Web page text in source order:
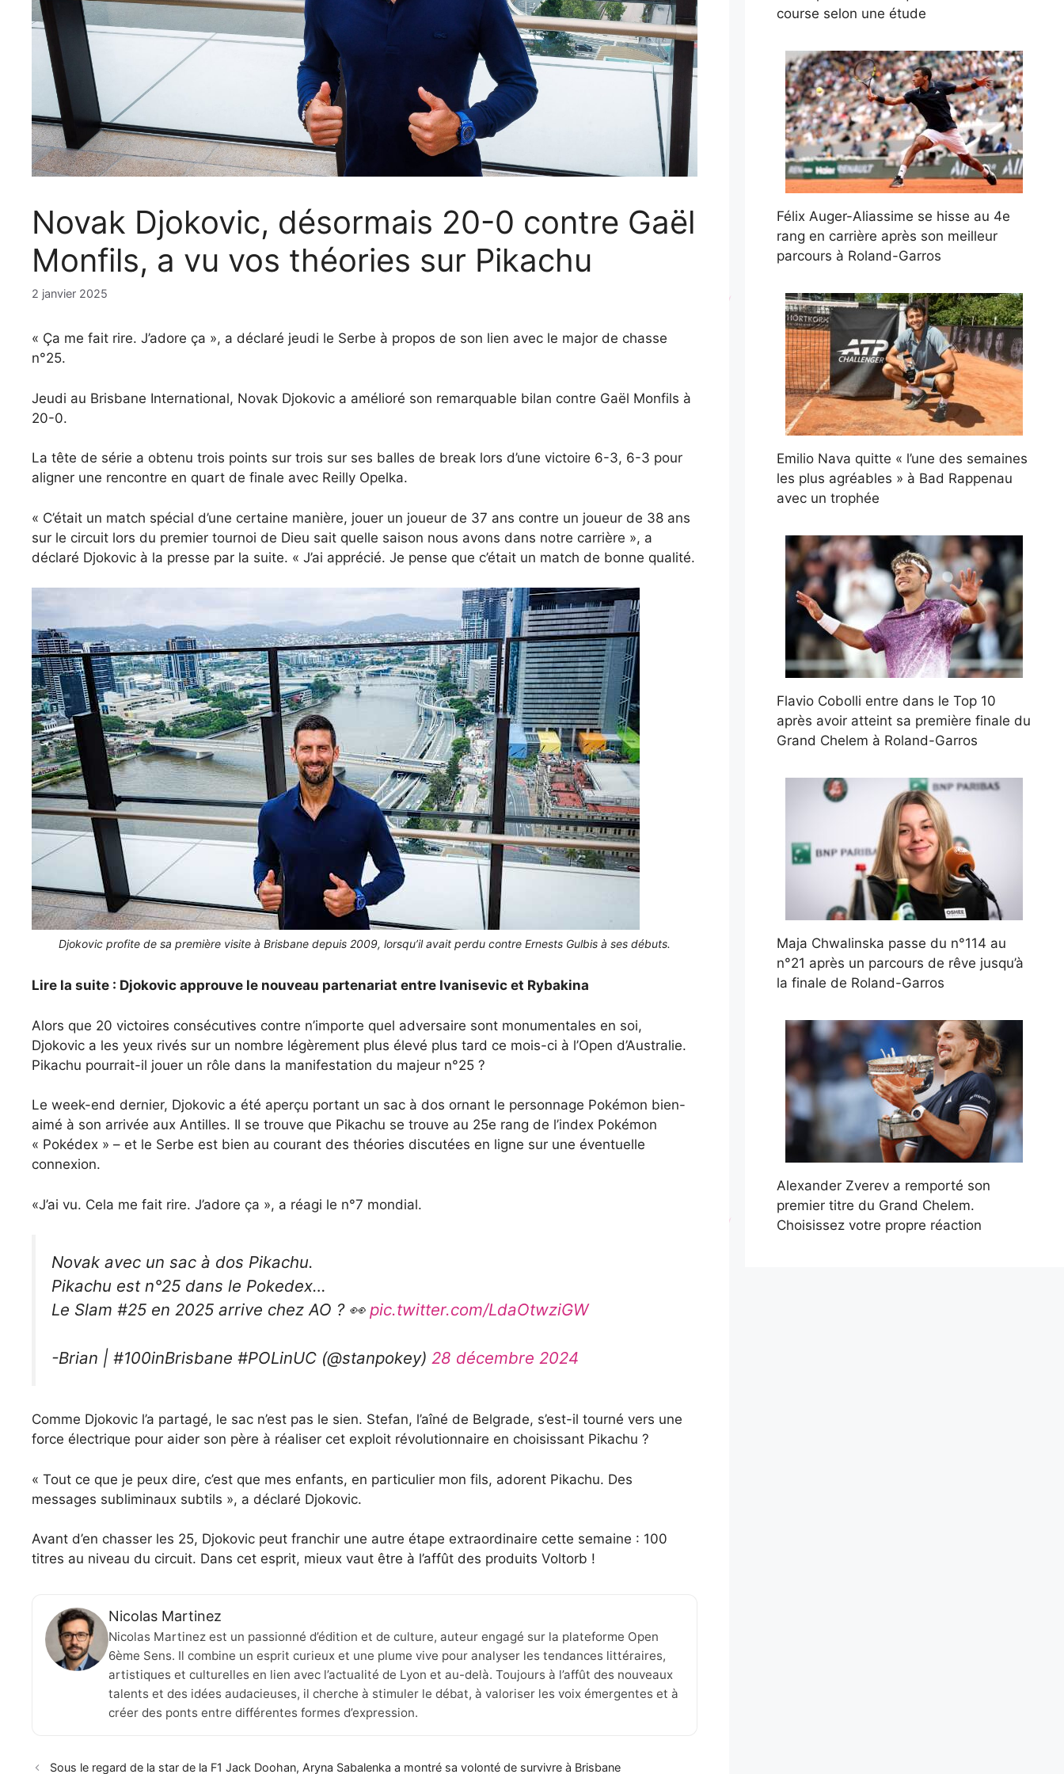
Novak Djokovic, désormais 20-0 contre Gaël
Monfils, a vu vos théories sur Pikachu
2 janvier 2025
« Ça me fait rire. J’adore ça », a déclaré jeudi le Serbe à propos de son lien avec le major de chasse
n°25.
Jeudi au Brisbane International, Novak Djokovic a amélioré son remarquable bilan contre Gaël Monfils à
20-0.
La tête de série a obtenu trois points sur trois sur ses balles de break lors d’une victoire 6-3, 6-3 pour
aligner une rencontre en quart de finale avec Reilly Opelka.
« C’était un match spécial d’une certaine manière, jouer un joueur de 37 ans contre un joueur de 38 ans
sur le circuit lors du premier tournoi de Dieu sait quelle saison nous avons dans notre carrière », a
déclaré Djokovic à la presse par la suite. « J’ai apprécié. Je pense que c’était un match de bonne qualité.
Djokovic profite de sa première visite à Brisbane depuis 2009, lorsqu’il avait perdu contre Ernests Gulbis à ses débuts.
Lire la suite : Djokovic approuve le nouveau partenariat entre Ivanisevic et Rybakina
Alors que 20 victoires consécutives contre n’importe quel adversaire sont monumentales en soi,
Djokovic a les yeux rivés sur un nombre légèrement plus élevé plus tard ce mois-ci à l’Open d’Australie.
Pikachu pourrait-il jouer un rôle dans la manifestation du majeur n°25 ?
Le week-end dernier, Djokovic a été aperçu portant un sac à dos ornant le personnage Pokémon bien-
aimé à son arrivée aux Antilles. Il se trouve que Pikachu se trouve au 25e rang de l’index Pokémon
« Pokédex » – et le Serbe est bien au courant des théories discutées en ligne sur une éventuelle
connexion.
«J’ai vu. Cela me fait rire. J’adore ça », a réagi le n°7 mondial.
Novak avec un sac à dos Pikachu.
Pikachu est n°25 dans le Pokedex…
Le Slam #25 en 2025 arrive chez AO ? 👀 pic.twitter.com/LdaOtwziGW
-Brian | #100inBrisbane #POLinUC (@stanpokey) 28 décembre 2024
Comme Djokovic l’a partagé, le sac n’est pas le sien. Stefan, l’aîné de Belgrade, s’est-il tourné vers une
force électrique pour aider son père à réaliser cet exploit révolutionnaire en choisissant Pikachu ?
« Tout ce que je peux dire, c’est que mes enfants, en particulier mon fils, adorent Pikachu. Des
messages subliminaux subtils », a déclaré Djokovic.
Avant d’en chasser les 25, Djokovic peut franchir une autre étape extraordinaire cette semaine : 100
titres au niveau du circuit. Dans cet esprit, mieux vaut être à l’affût des produits Voltorb !
Nicolas Martinez
Nicolas Martinez est un passionné d’édition et de culture, auteur engagé sur la plateforme Open
6ème Sens. Il combine un esprit curieux et une plume vive pour analyser les tendances littéraires,
artistiques et culturelles en lien avec l’actualité de Lyon et au-delà. Toujours à l’affût des nouveaux
talents et des idées audacieuses, il cherche à stimuler le débat, à valoriser les voix émergentes et à
créer des ponts entre différentes formes d’expression.
Sous le regard de la star de la F1 Jack Doohan, Aryna Sabalenka a montré sa volonté de survivre à Brisbane
course selon une étude
Félix Auger-Aliassime se hisse au 4e
rang en carrière après son meilleur
parcours à Roland-Garros
Emilio Nava quitte « l’une des semaines
les plus agréables » à Bad Rappenau
avec un trophée
Flavio Cobolli entre dans le Top 10
après avoir atteint sa première finale du
Grand Chelem à Roland-Garros
Maja Chwalinska passe du n°114 au
n°21 après un parcours de rêve jusqu’à
la finale de Roland-Garros
Alexander Zverev a remporté son
premier titre du Grand Chelem.
Choisissez votre propre réaction